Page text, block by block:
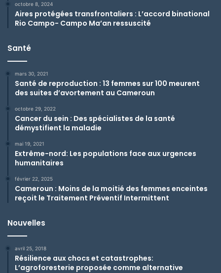
octobre 8, 2024
Aires protégées transfrontaliers : L’accord binational
Rio Campo- Campo Ma’an ressuscité
Santé
mars 30, 2021
Santé de reproduction : 13 femmes sur 100 meurent
des suites d’avortement au Cameroun
octobre 29, 2022
Cancer du sein : Des spécialistes de la santé
démystifient la maladie
mai 19, 2021
Extrême-nord: Les populations face aux urgences
humanitaires
février 22, 2025
Cameroun : Moins de la moitié des femmes enceintes
reçoit le Traitement Préventif Intermittent
Nouvelles
avril 25, 2018
Résilience aux chocs et catastrophes:
L’agroforesterie proposée comme alternative